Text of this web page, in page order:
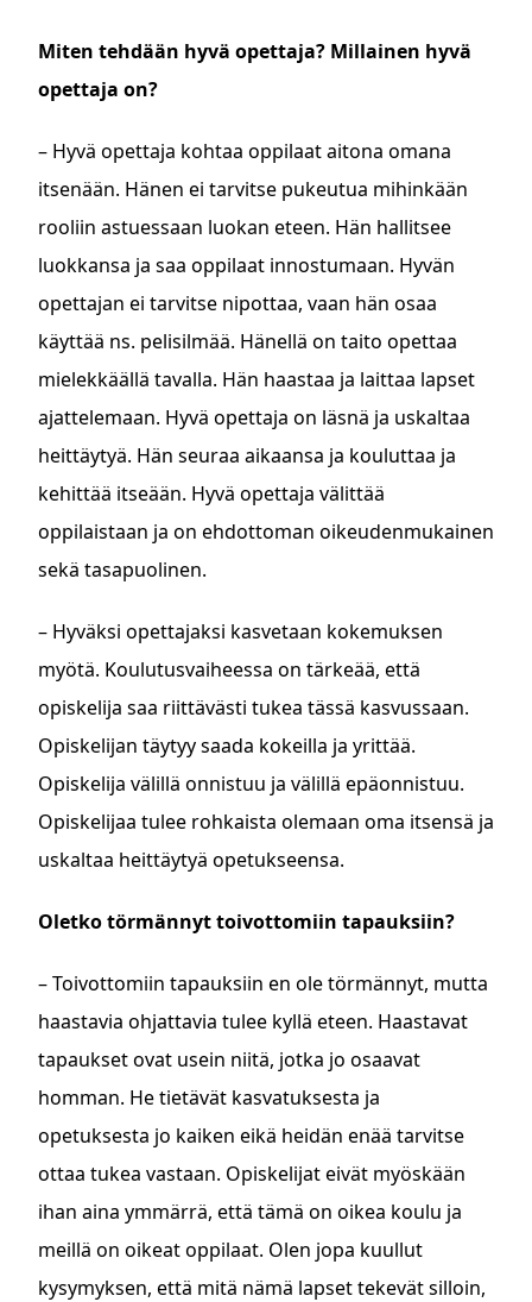
Miten tehdään hyvä opettaja? Millainen hyvä
opettaja on?
– Hyvä opettaja kohtaa oppilaat aitona omana
itsenään. Hänen ei tarvitse pukeutua mihinkään
rooliin astuessaan luokan eteen. Hän hallitsee
luokkansa ja saa oppilaat innostumaan. Hyvän
opettajan ei tarvitse nipottaa, vaan hän osaa
käyttää ns. pelisilmää. Hänellä on taito opettaa
mielekkäällä tavalla. Hän haastaa ja laittaa lapset
ajattelemaan. Hyvä opettaja on läsnä ja uskaltaa
heittäytyä. Hän seuraa aikaansa ja kouluttaa ja
kehittää itseään. Hyvä opettaja välittää
oppilaistaan ja on ehdottoman oikeudenmukainen
sekä tasapuolinen.
– Hyväksi opettajaksi kasvetaan kokemuksen
myötä. Koulutusvaiheessa on tärkeää, että
opiskelija saa riittävästi tukea tässä kasvussaan.
Opiskelijan täytyy saada kokeilla ja yrittää.
Opiskelija välillä onnistuu ja välillä epäonnistuu.
Opiskelijaa tulee rohkaista olemaan oma itsensä ja
uskaltaa heittäytyä opetukseensa.
Oletko törmännyt toivottomiin tapauksiin?
– Toivottomiin tapauksiin en ole törmännyt, mutta
haastavia ohjattavia tulee kyllä eteen. Haastavat
tapaukset ovat usein niitä, jotka jo osaavat
homman. He tietävät kasvatuksesta ja
opetuksesta jo kaiken eikä heidän enää tarvitse
ottaa tukea vastaan. Opiskelijat eivät myöskään
ihan aina ymmärrä, että tämä on oikea koulu ja
meillä on oikeat oppilaat. Olen jopa kuullut
kysymyksen, että mitä nämä lapset tekevät silloin,